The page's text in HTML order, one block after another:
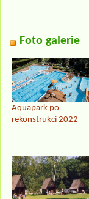
Foto galerie
Aquapark po
rekonstrukci 2022